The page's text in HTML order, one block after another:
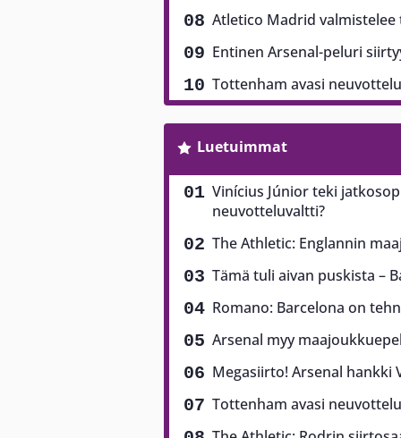
Atletico Madrid
Entinen Arsenal-peluri
Tottenham avasi
Luetuimmat
Vinícius Júnior teki
neuvotteluvaltti?
The Athletic: Englannin
Tämä tuli aivan puskista –
Romano: Barcelona on
Arsenal myy
Megasiirto! Arsenal hankki
Tottenham avasi